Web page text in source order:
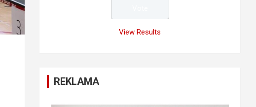
View Results
REKLAMA